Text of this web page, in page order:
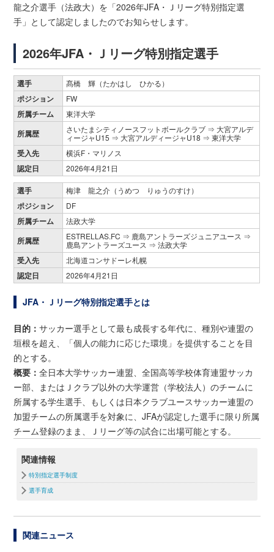
龍之介選手（法政大）を「2026年JFA・Ｊリーグ特別指定選
手」として認定しましたのでお知らせします。
2026年JFA・Ｊリーグ特別指定選手
選手 髙橋 輝（たかはし ひかる）
ポジション FW
所属チーム 東洋大学
所属歴
さいたまシティノースフットボールクラブ ⇒ 大宮アルデ
ィージャU15 ⇒ 大宮アルディージャU18 ⇒ 東洋大学
受入先 横浜F・マリノス
認定日 2026年4月21日
選手 梅津 龍之介（うめつ りゅうのすけ）
ポジション DF
所属チーム 法政大学
所属歴
ESTRELLAS.FC ⇒ 鹿島アントラーズジュニアユース ⇒
鹿島アントラーズユース ⇒ 法政大学
受入先 北海道コンサドーレ札幌
認定日 2026年4月21日
JFA・Ｊリーグ特別指定選手とは
目的：サッカー選手として最も成長する年代に、種別や連盟の
垣根を超え、「個人の能力に応じた環境」を提供することを目
的とする。
概要：全日本大学サッカー連盟、全国高等学校体育連盟サッカ
ー部、またはＪクラブ以外の大学運営（学校法人）のチームに
所属する学生選手、もしくは日本クラブユースサッカー連盟の
加盟チームの所属選手を対象に、JFAが認定した選手に限り所属
チーム登録のまま、Ｊリーグ等の試合に出場可能とする。
関連情報
特別指定選手制度
選手育成
関連ニュース